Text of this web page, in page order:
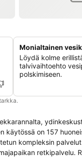
Monialtainen
Löydä kolme
talvivaihtoehto
polskimiseen.
käytössä on 157
kompleksin
retkipalvelu.